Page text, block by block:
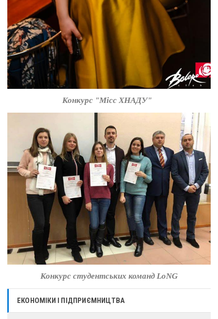
Конкурс "Місс ХНАДУ"
Конкурс студентських команд LoNG
ЕКОНОМІКИ І ПІДПРИЄМНИЦТВА